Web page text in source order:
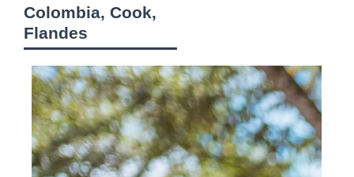
Colombia, Cook,
Flandes